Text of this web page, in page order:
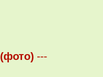
(фото) ---